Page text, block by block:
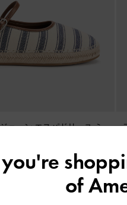
ェーン エスパドリーユ ミ
of